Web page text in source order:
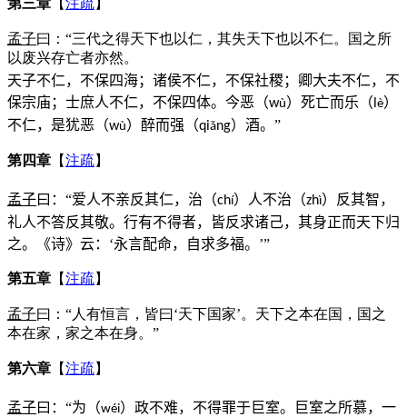
孟子曰：“三代之得天下也以仁，其失天下也以不仁。国之所
以废兴存亡者亦然。
天子不仁，不保四海；诸侯不仁，不保社稷；卿大夫不仁，不
保宗庙；士庶人不仁，不保四体。今恶（wù）死亡而乐（ è）
不仁，是犹恶（wù）醉而强（qiǎng）酒。”
第四章 【注疏】
孟子曰：“爱人不亲反其仁，治（chí）人不治（zhì）反其智，
礼人不答反其敬。行有不得者，皆反求诸己，其身正而天下归
之。《诗》云：‘永言配命，自求多福。’”
第五章 【注疏】
孟子曰：“人有恒言，皆曰‘天下国家’。天下之本在国，国之
本在家，家之本在身。”
第六章 【注疏】
孟子曰：“为（wéi）政不难，不得罪于巨室。巨室之所慕，一